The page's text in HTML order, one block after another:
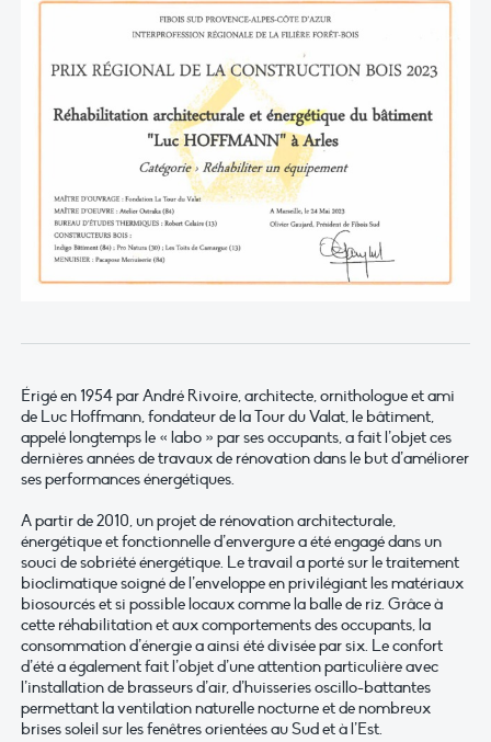
Érigé en 1954 par André Rivoire, architecte, ornithologue et ami
de Luc Hoffmann, fondateur de la Tour du Valat, le bâtiment,
appelé longtemps le « labo » par ses occupants, a fait l’objet ces
dernières années de travaux de rénovation dans le but d’améliorer
ses performances énergétiques.
A partir de 2010, un projet de rénovation architecturale,
énergétique et fonctionnelle d’envergure a été engagé dans un
souci de sobriété énergétique. Le travail a porté sur le traitement
bioclimatique soigné de l’enveloppe en privilégiant les matériaux
biosourcés et si possible locaux comme la balle de riz. Grâce à
cette réhabilitation et aux comportements des occupants, la
consommation d’énergie a ainsi été divisée par six. Le confort
d’été a également fait l’objet d’une attention particulière avec
l’installation de brasseurs d’air, d’huisseries oscillo-battantes
permettant la ventilation naturelle nocturne et de nombreux
brises soleil sur les fenêtres orientées au Sud et à l’Est.